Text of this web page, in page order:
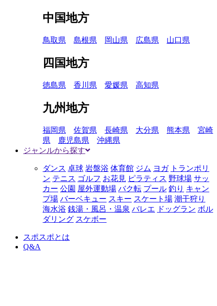
中国地方
鳥取県 島根県 岡山県 広島県 山口県
四国地方
徳島県 香川県 愛媛県 高知県
九州地方
福岡県 佐賀県 長崎県 大分県 熊本県
宮崎
県
鹿児島県
沖縄県
ジャンルから探す
ダンス 卓球 岩盤浴 体育館 ジム ヨガ トランポリ
ン テニス ゴルフ お花見 ピラティス 野球場 サッ
カー 公園 屋外運動場 バク転 プール 釣り キャン
プ場 バーベキュー スキー スケート場 潮干狩り
海水浴 銭湯・風呂・温泉 バレエ ドッグラン ボル
ダリング スケボー
スポスポとは
Q&A